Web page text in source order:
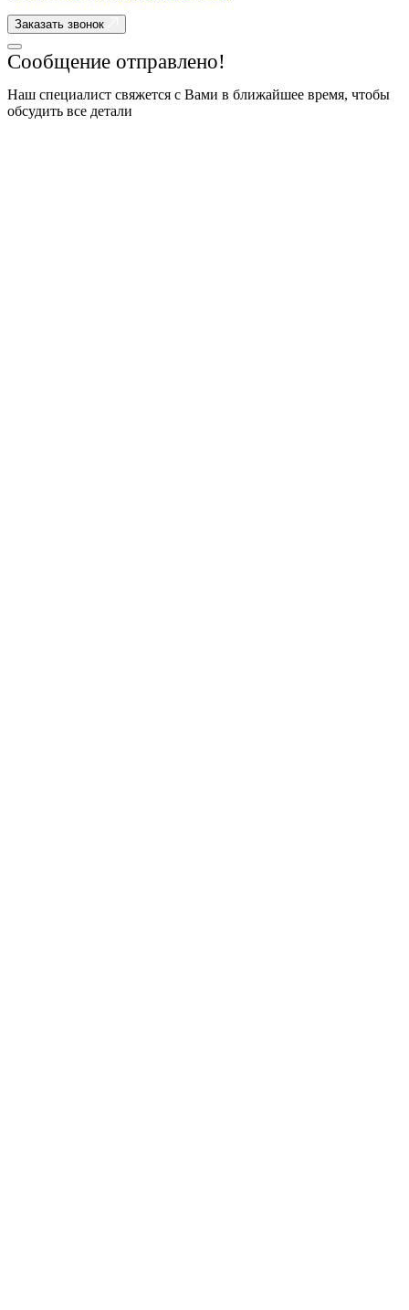
Заказать звонок
Сообщение отправлено!
Наш специалист свяжется с Вами в ближайшее время, чтобы
обсудить все детали